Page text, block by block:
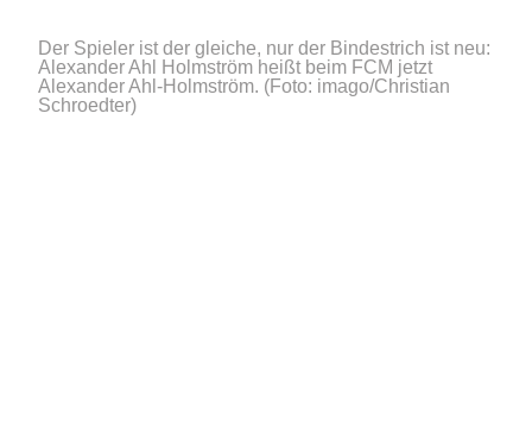
Der Spieler ist der gleiche, nur der Bindestrich ist neu:
Alexander Ahl Holmström heißt beim FCM jetzt
Alexander Ahl-Holmström. (Foto: imago/Christian
Schroedter)